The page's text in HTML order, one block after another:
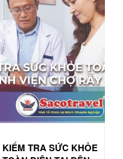
KIỂM TRA SỨC KHỎE